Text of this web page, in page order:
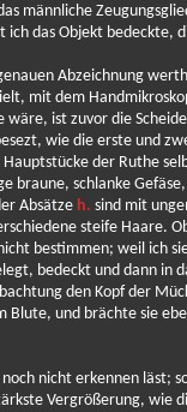
männliche
das Objekt bedeckte,
Abzeichnung
mit dem
ist zuvor die
wie die erste und
der Ruthe
braune, schlanke
Absätze h. sind mit
steife Haare.
bestimmen; weil ich
bedeckt und dann in
den Kopf der
und brächte sie
nicht erkennen läst;
Vergrößerung, wie